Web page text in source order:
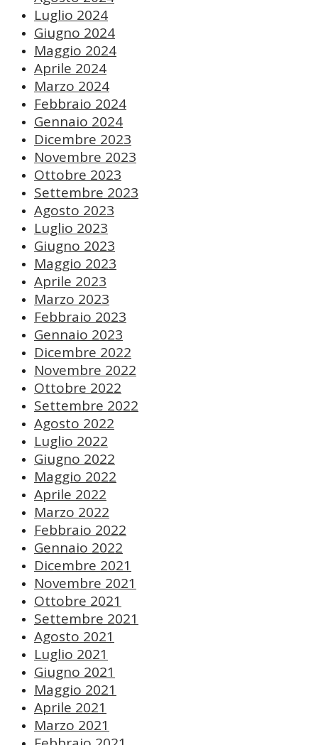
Luglio 2024
Giugno 2024
Maggio 2024
Aprile 2024
Marzo 2024
Febbraio 2024
Gennaio 2024
Dicembre 2023
Novembre 2023
Ottobre 2023
Settembre 2023
Agosto 2023
Luglio 2023
Giugno 2023
Maggio 2023
Aprile 2023
Marzo 2023
Febbraio 2023
Gennaio 2023
Dicembre 2022
Novembre 2022
Ottobre 2022
Settembre 2022
Agosto 2022
Luglio 2022
Giugno 2022
Maggio 2022
Aprile 2022
Marzo 2022
Febbraio 2022
Gennaio 2022
Dicembre 2021
Novembre 2021
Ottobre 2021
Settembre 2021
Agosto 2021
Luglio 2021
Giugno 2021
Maggio 2021
Aprile 2021
Marzo 2021